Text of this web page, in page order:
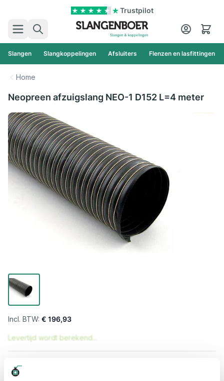
Trustpilot
Zoek
Cart
Slangen Slangkoppelingen Afsluiters Flenzen en lasfittingen
Home
Neopreen afzuigslang NEO-1 D152 L=4 meter
€ 196,93
Levertijd wordt berekend...